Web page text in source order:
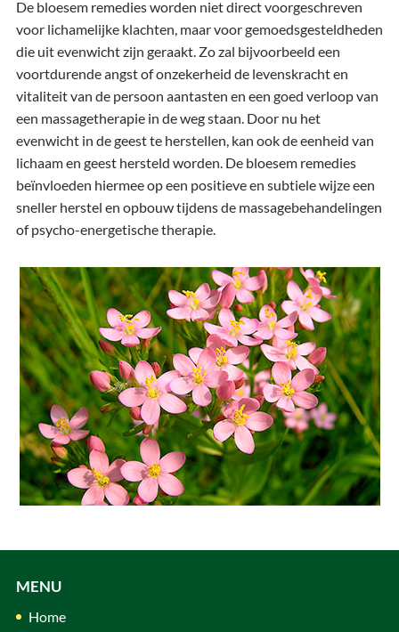
De bloesem remedies worden niet direct voorgeschreven
voor lichamelijke klachten, maar voor gemoedsgesteldheden
die uit evenwicht zijn geraakt. Zo zal bijvoorbeeld een
voortdurende angst of onzekerheid de levenskracht en
vitaliteit van de persoon aantasten en een goed verloop van
een massagetherapie in de weg staan. Door nu het
evenwicht in de geest te herstellen, kan ook de eenheid van
lichaam en geest hersteld worden. De bloesem remedies
beïnvloeden hiermee op een positieve en subtiele wijze een
sneller herstel en opbouw tijdens de massagebehandelingen
of psycho-energetische therapie.
MENU
Home